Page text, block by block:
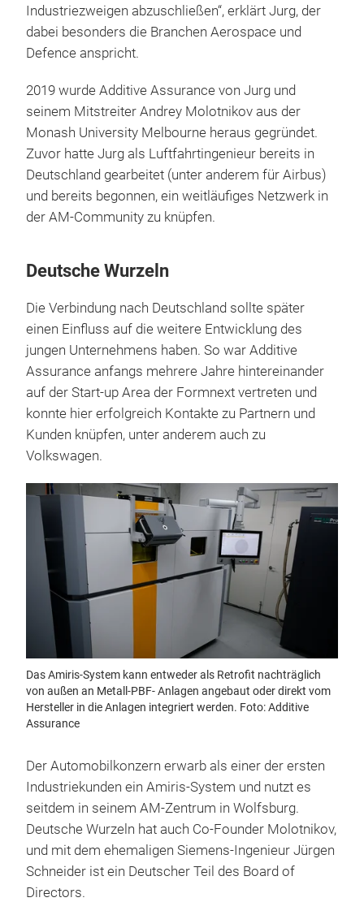
Industriezweigen abzuschließen“, erklärt Jurg, der
dabei besonders die Branchen Aerospace und
Defence anspricht.
2019 wurde Additive Assurance von Jurg und
seinem Mitstreiter Andrey Molotnikov aus der
Monash University Melbourne heraus gegründet.
Zuvor hatte Jurg als Luftfahrtingenieur bereits in
Deutschland gearbeitet (unter anderem für Airbus)
und bereits begonnen, ein weitläufiges Netzwerk in
der AM-Community zu knüpfen.
Deutsche Wurzeln
Die Verbindung nach Deutschland sollte später
einen Einfluss auf die weitere Entwicklung des
jungen Unternehmens haben. So war Additive
Assurance anfangs mehrere Jahre hintereinander
auf der Start-up Area der Formnext vertreten und
konnte hier erfolgreich Kontakte zu Partnern und
Kunden knüpfen, unter anderem auch zu
Volkswagen.
Das Amiris-System kann entweder als Retrofit nachträglich
von außen an Metall-PBF- Anlagen angebaut oder direkt vom
Hersteller in die Anlagen integriert werden. Foto: Additive
Assurance
Der Automobilkonzern erwarb als einer der ersten
Industriekunden ein Amiris-System und nutzt es
seitdem in seinem AM-Zentrum in Wolfsburg.
Deutsche Wurzeln hat auch Co-Founder Molotnikov,
und mit dem ehemaligen Siemens-Ingenieur Jürgen
Schneider ist ein Deutscher Teil des Board of
Directors.